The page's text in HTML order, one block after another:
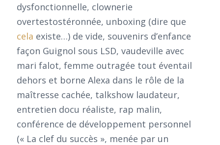
dysfonctionnelle, clownerie
overtestostéronnée, unboxing (dire que
cela existe…) de vide, souvenirs d’enfance
façon Guignol sous LSD, vaudeville avec
mari falot, femme outragée tout éventail
dehors et borne Alexa dans le rôle de la
maîtresse cachée, talkshow laudateur,
entretien docu réaliste, rap malin,
conférence de développement personnel
(« La clef du succès », menée par un